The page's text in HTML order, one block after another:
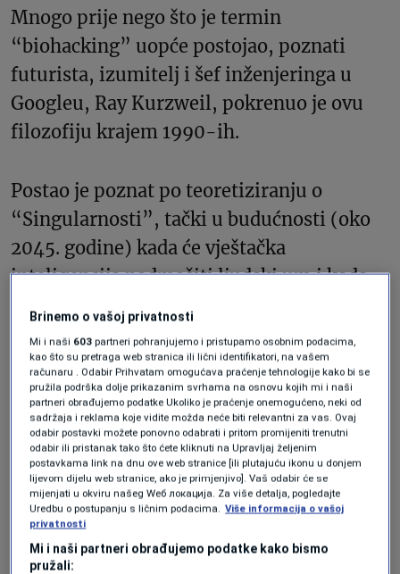
Mnogo prije nego što je termin
“biohacking” uopće postojao, poznati
futurista, izumitelj i šef inženjeringa u
Googleu, Ray Kurzweil, pokrenuo je ovu
filozofiju krajem 1990-ih.
Postao je poznat po teoretiziranju o
“Singularnosti”, tački u budućnosti (oko
2045. godine) kada će vještačka
inteligencija nadmašiti ljudski um i kada
digitalni oblik.
Kako je sve počelo?
Kurzweil je shvatio da je rođen prerano i da
mora živjeti dovoljno dugo da bi se suočio s
tehnologijom. Već 2005. godine uzimao je
preko 100 do 250 suplemenata i tableta
dnevno, išao na sedmične infuzije i čistio
Brinemo o vašoj privatnosti
Mi i naši 603 partneri pohranjujemo i pristupamo osobnim podacima,
kao što su pretraga web stranica ili lični identifikatori, na vašem
računaru . Odabir Prihvatam omogućava praćenje tehnologije kako bi se
pružila podrška dolje prikazanim svrhama na osnovu kojih mi i naši
partneri obrađujemo podatke Ukoliko je praćenje onemogućeno, neki od
sadržaja i reklama koje vidite možda neće biti relevantni za vas. Ovaj
odabir postavki možete ponovno odabrati i pritom promijeniti trenutni
odabir ili pristanak tako što ćete kliknuti na Upravljaj željenim
postavkama link na dnu ove web stranice [ili plutajuću ikonu u donjem
lijevom dijelu web stranice, ako je primjenjivo]. Vaš odabir će se
mijenjati u okviru našeg Wеб локација. Za više detalja, pogledajte
Uredbu o postupanju s ličnim podacima. Više informacija o vašoj
privatnosti
Mi i naši partneri obrađujemo podatke kako bismo
pružali: